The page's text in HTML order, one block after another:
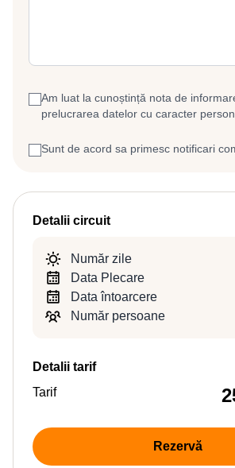
Am luat la cunoștință nota de
prelucrarea datelor cu caracter
Sunt de acord sa primesc notificari
Detalii circuit
Număr zile
Data Plecare
Data întoarcere
Număr persoane
Detalii tarif
Tarif
Rezervă